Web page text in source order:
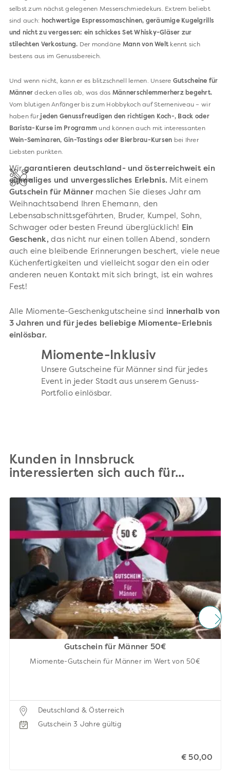
selbst zum nächst gelegenen Messerschmiedekurs. Extrem beliebt
sind auch: hochwertige Espressomaschinen, geräumige Kugelgrills
und nicht zu vergessen: ein schickes Set Whisky-Gläser zur
stilechten Verkostung. Der mondäne Mann von Welt kennt sich
bestens aus im Genussbereich.
Und wenn nicht, kann er es blitzschnell lernen. Unsere Gutscheine für
Männerdecken alles ab, was das Männerschlemmerherz begehrt.
Vom blutigen Anfänger bis zum Hobbykoch auf Sterneniveau – wir
haben für jeden Genussfreudigen den richtigen Koch-, Back oder
Barista-Kurse im Programm und können auch mit interessanten
Wein-Seminaren, Gin-Tastings oder Bierbrau-Kursen bei Ihrer
Liebsten punkten.
Wirgarantieren deutschland- und österreichweit ein
einmaliges und unvergessliches Erlebnis. Mit einem
Gutschein für Männermachen Sie dieses Jahr am
Weihnachtsabend Ihren Ehemann, den
Lebensabschnittsgefährten, Bruder, Kumpel, Sohn,
Schwager oder besten Freund überglücklich! Ein
Geschenk, das nicht nur einen tollen Abend, sondern
auch eine bleibende Erinnerungen beschert, viele neue
Küchenfertigkeiten und vielleicht sogar den ein oder
anderen neuen Kontakt mit sich bringt, ist ein wahres
Fest!
Alle Miomente-Geschenkgutscheine sind innerhalb von
3 Jahren und für jedes beliebige Miomente-Erlebnis
einlösbar.
Miomente-Inklusiv
Unsere Gutscheine für Männer sind für jedes
Event in jeder Stadt aus unserem Genuss-
Portfolio einlösbar.
Kunden in Innsbruck
interessierten sich auch für...
Gutschein für Männer 50€
Miomente-Gutschein für Männer im Wert von 50€
Deutschland & Österreich
Gutschein 3 Jahre gültig
€ 50,00